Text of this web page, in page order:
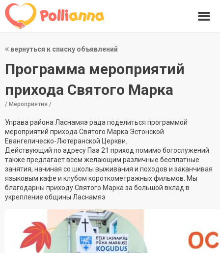
вернуться к списку объявлений
Программа мероприятий
прихода Святого Марка
/ Мероприятия /
Управа района Ласнамяэ рада поделиться программой
мероприятий прихода Святого Марка Эстонской
Евангелическо-Лютеранской Церкви.
Действующий по адресу Паэ 21 приход помимо богослужений
также предлагает всем желающим различные бесплатные
занятия, начиная со школы выживания и походов и заканчивая
языковым кафе и клубом короткометражных фильмов. Мы
благодарны приходу Святого Марка за большой вклад в
укрепление общины Ласнамяэ